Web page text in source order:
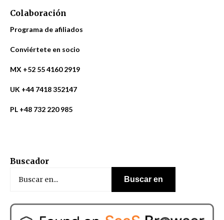
Colaboración
Programa de afiliados
Conviértete en socio
MX +52 55 4160 2919
UK +44 7418 352147
PL +48 732 220 985
Buscador